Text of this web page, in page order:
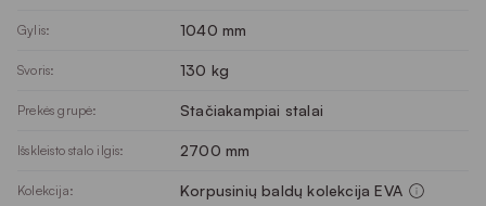
Gylis: 1040 mm
Svoris: 130 kg
Prekės grupė: Stačiakampiai stalai
Išskleisto stalo ilgis: 2700 mm
Kolekcija: Korpusinių baldų kolekcija EVA